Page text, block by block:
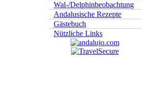
Wal-/Delphinbeobachtung
Andalusische Rezepte
Gästebuch
Nützliche Links